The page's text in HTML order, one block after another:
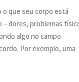
o que seu corpo está
– dores, problemas
algo no campo
Por exemplo, uma